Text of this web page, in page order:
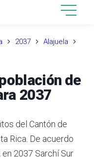
2037
Alajuela
de
2037
del Cantón de
Rica. De acuerdo
en 2037 Sarchí Sur